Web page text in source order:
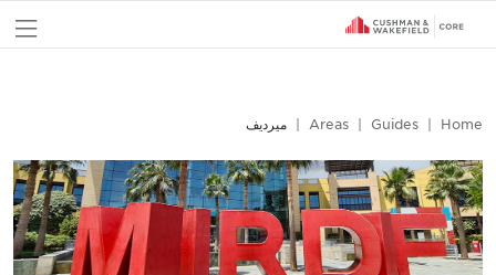
Home
Guides
Areas ميرديف